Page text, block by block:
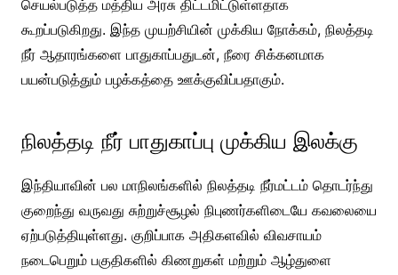
செயல்படுத்த மத்திய அரசு திட்டமிட்டுள்ளதாக
கூறப்படுகிறது. இந்த முயற்சியின் முக்கிய நோக்கம், நிலத்தடி
நீர் ஆதாரங்களை பாதுகாப்பதுடன், நீரை சிக்கனமாக
பயன்படுத்தும் பழக்கத்தை ஊக்குவிப்பதாகும்.
நிலத்தடி நீர் பாதுகாப்பு முக்கிய இலக்கு
இந்தியாவின் பல மாநிலங்களில் நிலத்தடி நீர்மட்டம் தொடர்ந்து
குறைந்து வருவது சுற்றுச்சூழல் நிபுணர்களிடையே கவலையை
ஏற்படுத்தியுள்ளது. குறிப்பாக அதிகளவில் விவசாயம்
நடைபெறும் பகுதிகளில் கிணறுகள் மற்றும் ஆழ்துளை